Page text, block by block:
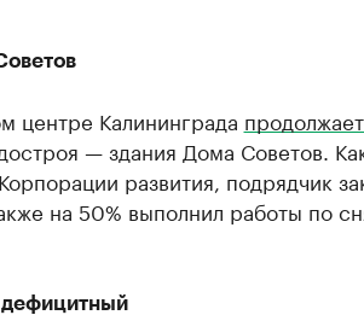
центре Калининграда
— здания Дома Советов.
развития, подрядчик
на 50% выполнил работы по